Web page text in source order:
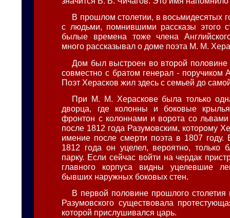
В прошлом столетии, в восьмидесятых
с людьми, помнившими рассказы этого
былые времена тоже члена
много рассказывал о доме поэта М. М.
Дом был выстроен во второй половине
совместно с братом генерал -
Поэт Херасков жил здесь с семьей до
При М. М. Хераскове была только
дворца, где колонны и боковые
фронтон с колоннами и ворота со
после 1812 года Разумовским, которому
имение после смерти поэта в 1807
1812 года он уцелел, вероятно, только
парку. Если сейчас войти на чердак
главного корпуса видны уцелевшие
бывших наружных боковых стен.
В первой половине прошлого столетия
Разумовского существовала
которой прислушивался царь.